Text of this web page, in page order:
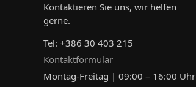
Kontaktieren Sie uns, wir helfen
gerne.
Tel: +386 30 403 215
Kontaktformular
Montag-Freitag | 09:00 – 16:00 Uhr